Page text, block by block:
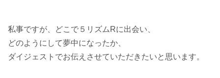
私事ですが、どこで５リズムRに出会い、
どのようにして夢中になったか、
ダイジェストでお伝えさせていただきたいと思います。